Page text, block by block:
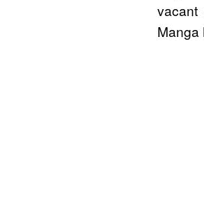
Manga